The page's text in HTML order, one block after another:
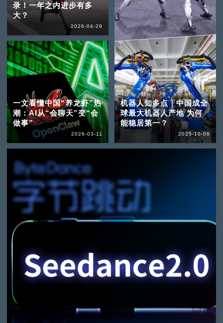
录！一年之内进步有多
大？
2026-04-29
一文看懂中国“养龙虾”热
潮：AI从“会聊天”变“会
做事”
2026-03-11
机器人知多点｜中国成全
球最大机器人产地 为何
能稳居第一？
2025-10-06